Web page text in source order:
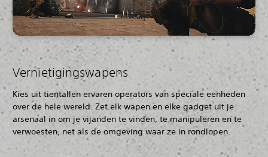
Vernietigingswapens
Kies uit tientallen ervaren operators van speciale eenheden
over de hele wereld. Zet elk wapen en elke gadget uit je
arsenaal in om je vijanden te vinden, te manipuleren en te
verwoesten, net als de omgeving waar ze in rondlopen.‎